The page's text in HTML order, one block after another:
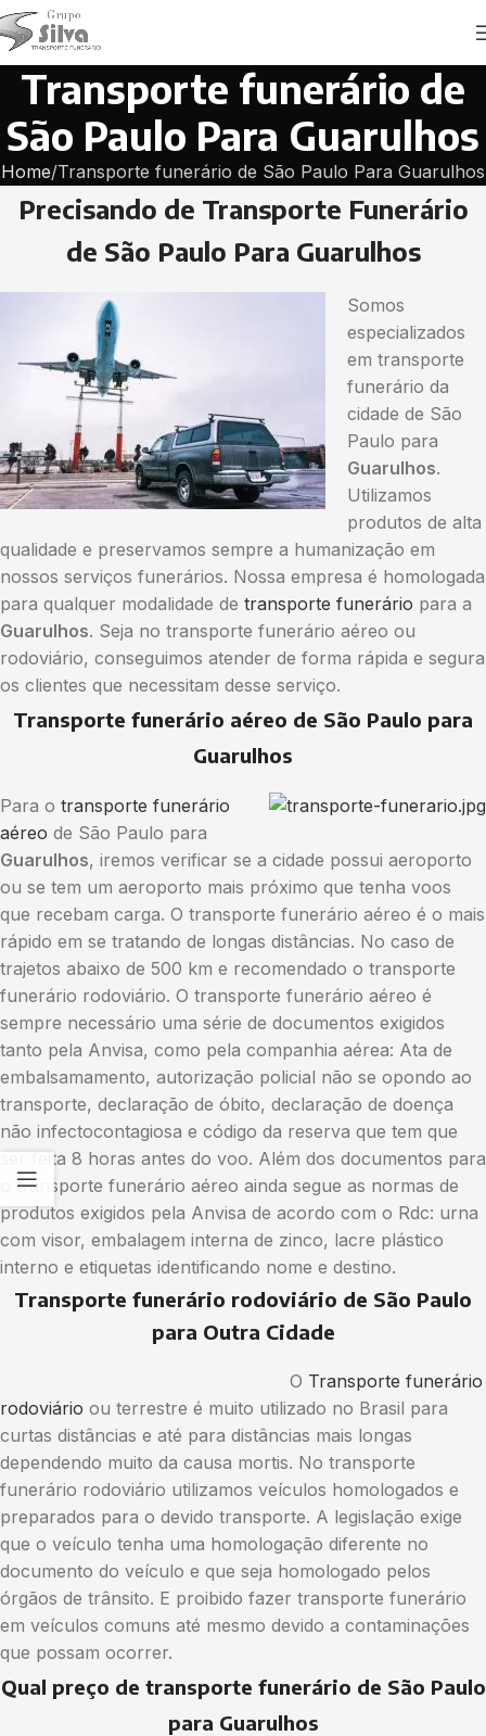
Transporte funerário de
São Paulo Para Guarulhos
Home Transporte funerário de São Paulo Para Guarulhos
Precisando de Transporte Funerário
de São Paulo Para Guarulhos
Somos
especializados
em transporte
funerário da
cidade de São
Paulo para
Guarulhos.
Utilizamos
produtos de alta
qualidade e preservamos sempre a humanização em
nossos serviços funerários. Nossa empresa é homologada
para qualquer modalidade de transporte funerário para a
Guarulhos. Seja no transporte funerário aéreo ou
rodoviário, conseguimos atender de forma rápida e segura
os clientes que necessitam desse serviço.
Transporte funerário aéreo de São Paulo para
Guarulhos
Para o transporte funerário
aéreo de São Paulo para
Guarulhos, iremos verificar se a cidade possui aeroporto
ou se tem um aeroporto mais próximo que tenha voos
que recebam carga. O transporte funerário aéreo é o mais
rápido em se tratando de longas distâncias. No caso de
trajetos abaixo de 500 km e recomendado o transporte
funerário rodoviário. O transporte funerário aéreo é
sempre necessário uma série de documentos exigidos
tanto pela Anvisa, como pela companhia aérea: Ata de
embalsamamento, autorização policial não se opondo ao
transporte, declaração de óbito, declaração de doença
não infectocontagiosa e código da reserva que tem que
ser feita 8 horas antes do voo. Além dos documentos para
o transporte funerário aéreo ainda segue as normas de
produtos exigidos pela Anvisa de acordo com o Rdc: urna
com visor, embalagem interna de zinco, lacre plástico
interno e etiquetas identificando nome e destino.
Transporte funerário rodoviário de São Paulo
para Outra Cidade
O Transporte funerário
rodoviário ou terrestre é muito utilizado no Brasil para
curtas distâncias e até para distâncias mais longas
dependendo muito da causa mortis. No transporte
funerário rodoviário utilizamos veículos homologados e
preparados para o devido transporte. A legislação exige
que o veículo tenha uma homologação diferente no
documento do veículo e que seja homologado pelos
órgãos de trânsito. E proibido fazer transporte funerário
em veículos comuns até mesmo devido a contaminações
que possam ocorrer.
Qual preço de transporte funerário de São Paulo
para Guarulhos